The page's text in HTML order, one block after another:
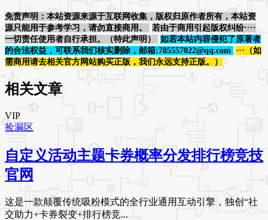
免责声明：本站资源来源于互联网收集，版权归原作者所有，本站资
源只能用于参考学习，请勿直接商用。
若由于商用引起版权纠纷····
一切责任使用者自行承担。（特此声明）
如若本站内容侵犯了原著者
的合法权益，可联系我们核实删除，邮箱:785557022@qq.com
···（如
需商用请去相关官方网站购买正版，我们永远支持正版。）
相关文章
VIP
捡漏区
自定义活动主题卡券概率分发排行榜竞技
官网
这是一款颠覆传统吸粉模式的全行业通用互动引擎，独创“社
交助力+卡券裂变+排行榜竞...